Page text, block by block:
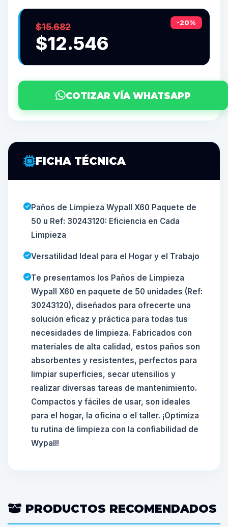
-20%
$15.682
$12.546
COTIZAR VÍA WHATSAPP
FICHA TÉCNICA
Paños de Limpieza Wypall X60 Paquete de
50 u Ref: 30243120: Eficiencia en Cada
Limpieza
Versatilidad Ideal para el Hogar y el Trabajo
Te presentamos los Paños de Limpieza
Wypall X60 en paquete de 50 unidades (Ref:
30243120), diseñados para ofrecerte una
solución eficaz y práctica para todas tus
necesidades de limpieza. Fabricados con
materiales de alta calidad, estos paños son
absorbentes y resistentes, perfectos para
limpiar superficies, secar utensilios y
realizar diversas tareas de mantenimiento.
Compactos y fáciles de usar, son ideales
para el hogar, la oficina o el taller. ¡Optimiza
tu rutina de limpieza con la confiabilidad de
Wypall!
PRODUCTOS RECOMENDADOS